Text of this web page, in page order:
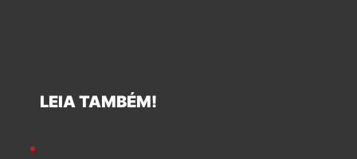
LEIA TAMBÉM!